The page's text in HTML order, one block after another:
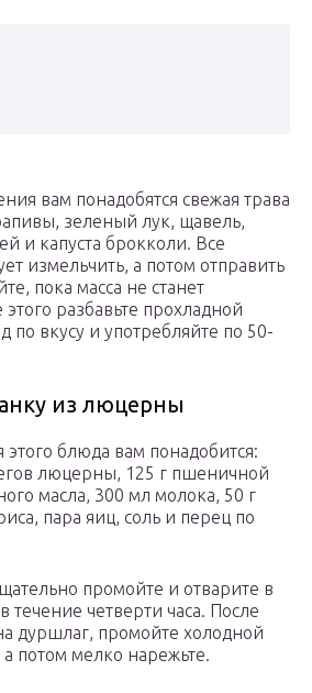
вам понадобятся свежая трава
зеленый лук, щавель,
и капуста брокколи. Все
измельчить, а потом отправить
пока масса не станет
разбавьте прохладной
по вкусу и употребляйте по 50-
из люцерны
этого блюда вам понадобится:
люцерны, 125 г пшеничной
масла, 300 мл молока, 50 г
пара яиц, соль и перец по
промойте и отварите в
течение четверти часа. После
дуршлаг, промойте холодной
а потом мелко нарежьте.